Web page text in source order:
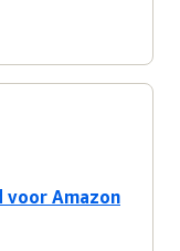
voor Amazon